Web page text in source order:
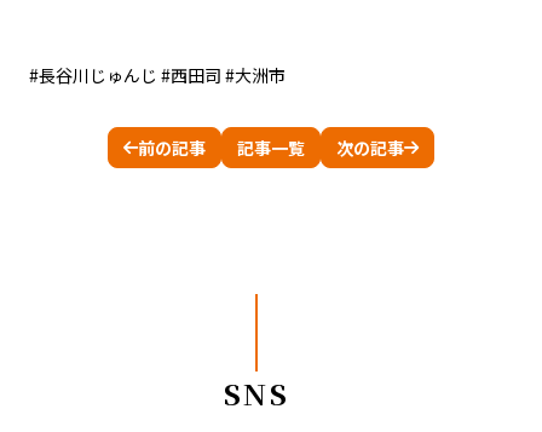
#長谷川じゅんじ #西田司 #大洲市
前の記事 記事一覧 次の記事
SNS